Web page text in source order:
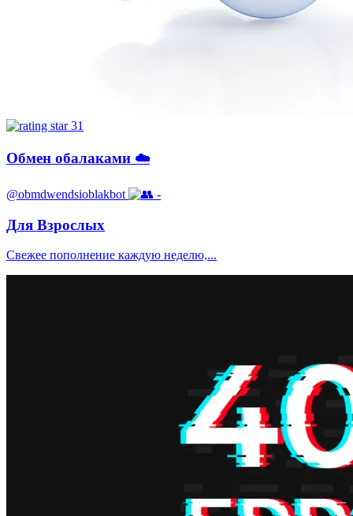
31
Обмен обалаками ☁️
@obmdwendsioblakbot -
Для Взрослых
Свежее пополнение каждую неделю,...